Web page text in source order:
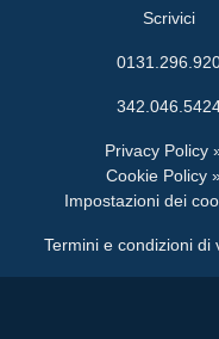
Scrivici
Privacy Policy
Cookie Policy
Impostazioni dei
Termini e condizioni di